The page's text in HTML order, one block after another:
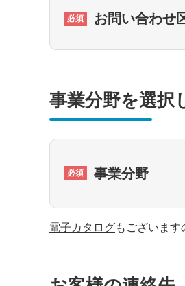
お問い合わせ
事業分野を選択
事業分野
電子カタログもございます